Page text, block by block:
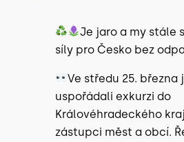
Je jaro a my stále
síly pro Česko bez
Ve středu 25. března
uspořádali exkurzi do
Královéhradeckého
zástupci měst a obcí.